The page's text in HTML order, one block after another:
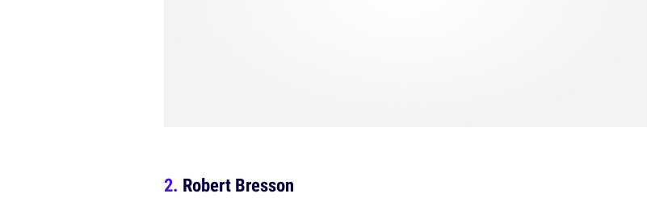
Robert Bresson